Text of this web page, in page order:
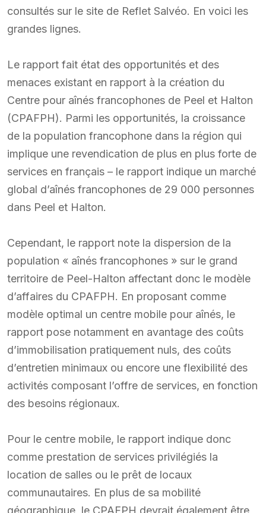
consultés sur le site de Reflet Salvéo. En voici les
grandes lignes.
Le rapport fait état des opportunités et des
menaces existant en rapport à la création du
Centre pour aînés francophones de Peel et Halton
(CPAFPH). Parmi les opportunités, la croissance
de la population francophone dans la région qui
implique une revendication de plus en plus forte de
services en français – le rapport indique un marché
global d’aînés francophones de 29 000 personnes
dans Peel et Halton.
Cependant, le rapport note la dispersion de la
population « aînés francophones » sur le grand
territoire de Peel-Halton affectant donc le modèle
d’affaires du CPAFPH. En proposant comme
modèle optimal un centre mobile pour aînés, le
rapport pose notamment en avantage des coûts
d’immobilisation pratiquement nuls, des coûts
d’entretien minimaux ou encore une flexibilité des
activités composant l’offre de services, en fonction
des besoins régionaux.
Pour le centre mobile, le rapport indique donc
comme prestation de services privilégiés la
location de salles ou le prêt de locaux
communautaires. En plus de sa mobilité
géographique, le CPAFPH devrait également être